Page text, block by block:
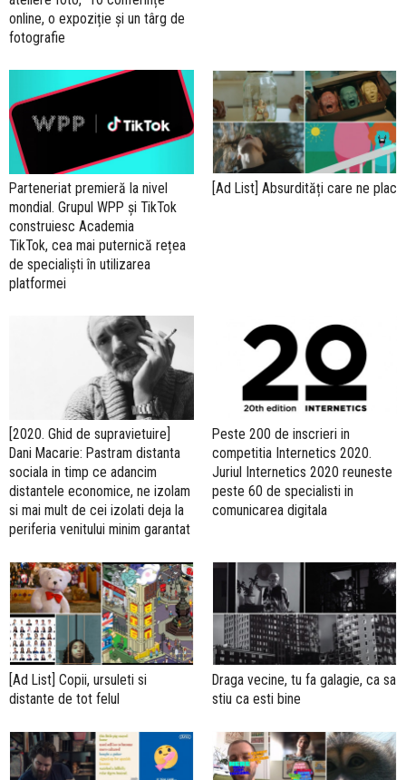
online, o expoziție și un târg de
fotografie
Parteneriat premieră la nivel
mondial. Grupul WPP și TikTok
construiesc Academia
TikTok, cea mai puternică rețea
de specialiști în utilizarea
platformei
[Ad List] Absurdități care ne plac
[2020. Ghid de supravietuire]
Dani Macarie: Pastram distanta
sociala in timp ce adancim
distantele economice, ne izolam
si mai mult de cei izolati deja la
periferia venitului minim garantat
Peste 200 de inscrieri in
competitia Internetics 2020.
Juriul Internetics 2020 reuneste
peste 60 de specialisti in
comunicarea digitala
[Ad List] Copii, ursuleti si
distante de tot felul
Draga vecine, tu fa galagie, ca sa
stiu ca esti bine